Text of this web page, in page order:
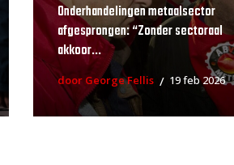
Onderhandelingen metaalsector
afgesprongen: “Zonder sectoraal
akkoor...
door George Fellis 19 feb 2026